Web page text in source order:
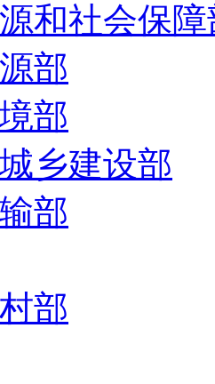
和社会保
部
部
乡建设部
部
部